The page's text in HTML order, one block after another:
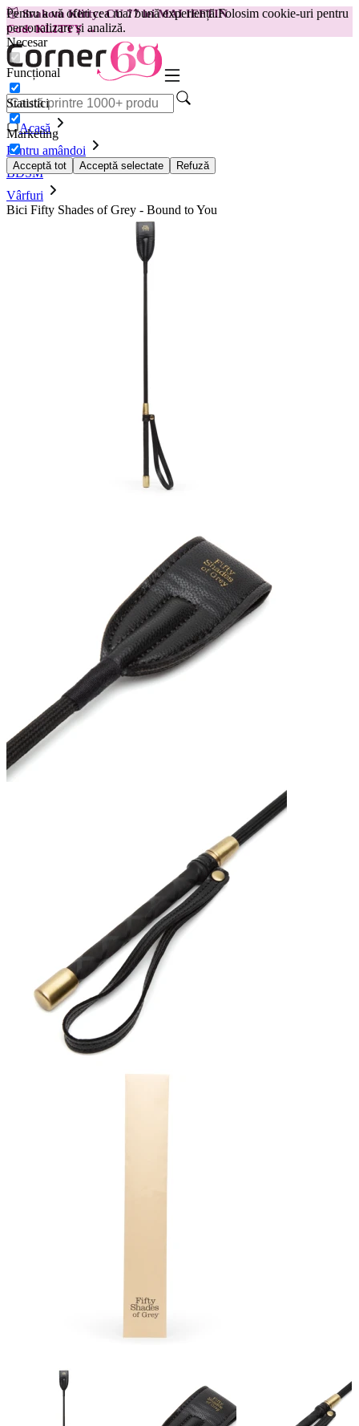
Pentru a vă oferi cea mai bună experiență.Folosim cookie-uri pentru
personalizare și analiză.
Necesar
Funcțional
Statistici
Marketing
Acceptă tot Acceptă selectate Refuză
😽Svakom Klitty: CU 77 lei MAI IEFTIN
Cod: KLITTY →
Acasă
Pentru amândoi
BDSM
Vârfuri
Bici Fifty Shades of Grey - Bound to You